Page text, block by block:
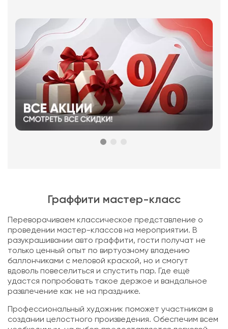
Граффити мастер-класс
Переворачиваем классическое представление о
проведении мастер-классов на мероприятии. В
разукрашивании авто граффити, гости получат не
только ценный опыт по виртуозному владению
баллончиками с меловой краской, но и смогут
вдоволь повеселиться и спустить пар. Где ещё
удастся попробовать такое дерзкое и вандальное
развлечение как не на празднике.
Профессиональный художник поможет участникам в
создании целостного произведения. Обеспечим всем